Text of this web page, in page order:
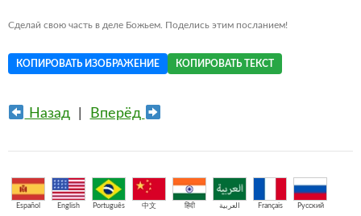
Сделай свою часть в деле Божьем. Поделись этим посланием!
КОПИРОВАТЬ ИЗОБРАЖЕНИЕ КОПИРОВАТЬ ТЕКСТ
Назад| Вперёд
Español English Português 中文 हिंदी العربية Français Русский